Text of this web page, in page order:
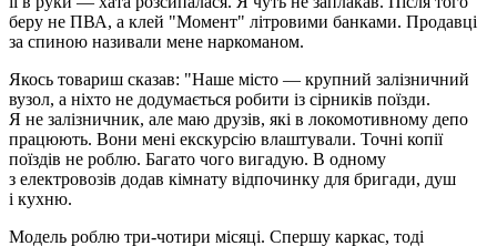
беру не ПВА, а клей "Момент" літровими банками. Продавці
за спиною називали мене наркоманом.
Якось товариш сказав: "Наше місто — крупний залізничний
вузол, а ніхто не додумається робити із сірників поїзди.
Я не залізничник, але маю друзів, які в локомотивному депо
працюють. Вони мені екскурсію влаштували. Точні копії
поїздів не роблю. Багато чого вигадую. В одному
з електровозів додав кімнату відпочинку для бригади, душ
і кухню.
Модель роблю три-чотири місяці. Спершу каркас, тоді